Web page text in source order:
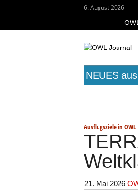
6. August 2026
NEUES
Ausflugsziele in OWL
21. Mai 2026